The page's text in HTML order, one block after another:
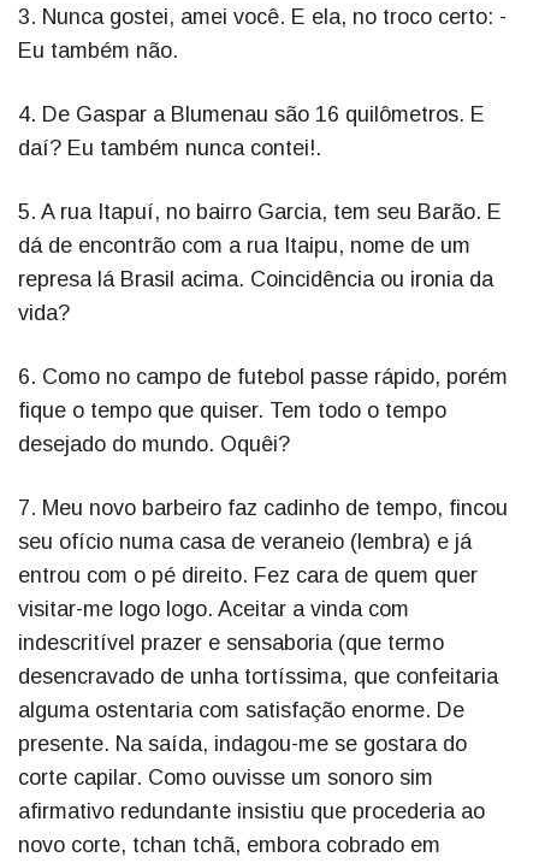
3. Nunca gostei, amei você. E ela, no troco certo: -
Eu também não.
4. De Gaspar a Blumenau são 16 quilômetros. E
daí? Eu também nunca contei!.
5. A rua Itapuí, no bairro Garcia, tem seu Barão. E
dá de encontrão com a rua Itaipu, nome de um
represa lá Brasil acima. Coincidência ou ironia da
vida?
6. Como no campo de futebol passe rápido, porém
fique o tempo que quiser. Tem todo o tempo
desejado do mundo. Oquêi?
7. Meu novo barbeiro faz cadinho de tempo, fincou
seu ofício numa casa de veraneio (lembra) e já
entrou com o pé direito. Fez cara de quem quer
visitar-me logo logo. Aceitar a vinda com
indescritível prazer e sensaboria (que termo
desencravado de unha tortíssima, que confeitaria
alguma ostentaria com satisfação enorme. De
presente. Na saída, indagou-me se gostara do
corte capilar. Como ouvisse um sonoro sim
afirmativo redundante insistiu que procederia ao
novo corte, tchan tchã, embora cobrado em